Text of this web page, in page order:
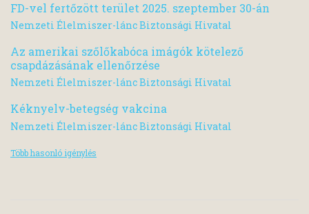
FD-vel fertőzött terület 2025. szeptember 30-án
Nemzeti Élelmiszer-lánc Biztonsági Hivatal
Az amerikai szőlőkabóca imágók kötelező
csapdázásának ellenőrzése
Nemzeti Élelmiszer-lánc Biztonsági Hivatal
Kéknyelv-betegség vakcina
Nemzeti Élelmiszer-lánc Biztonsági Hivatal
Több hasonló igénylés